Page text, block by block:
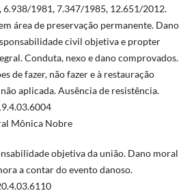
6.938/1981, 7.347/1985, 12.651/2012.
área de preservação permanente. Dano
civil objetiva e propter
Conduta, nexo e dano comprovados.
de fazer, não fazer e à restauração
aplicada. Ausência de resistência.
Mônica Nobre
objetiva da união. Dano moral
a contar do evento danoso.